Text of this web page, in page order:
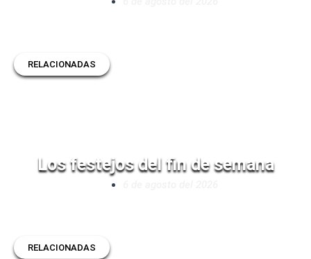
RELACIONADAS
Los festejos del fin de semana
RELACIONADAS